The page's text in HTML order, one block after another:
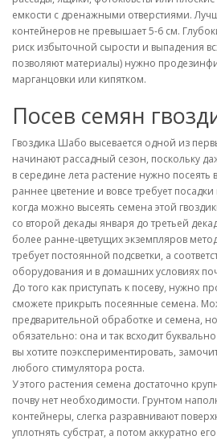
емкости с дренажными отверстиями.
контейнеров не превышает 5-6 см.
риск избыточной сырости и выпадения
позволяют материалы) нужно
марганцовки или кипятком.
Посев семян
Гвоздика Шабо высевается одной из
начинают рассадный сезон, поскольку
в середине лета растение нужно
раннее цветение и вовсе требует
когда можно высеять семена этой
со второй декады января до третьей
более ранне-цветущих экземпляров
требует постоянной подсветки, а
оборудования и в домашних условиях
До того как приступать к посеву, нужно
сможете прикрыть посеянные семена.
предварительной обработке и семена,
обязательно: она и так всходит
вы хотите поэкспериментировать,
любого стимулятора роста.
У этого растения семена достаточно
почву нет необходимости. Грунтом
контейнеры, слегка разравнивают
уплотнять субстрат, а потом аккуратно